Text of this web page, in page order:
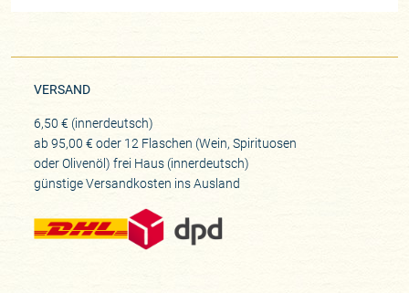
VERSAND
6,50 € (innerdeutsch)
ab 95,00 € oder 12 Flaschen (Wein, Spirituosen
oder Olivenöl) frei Haus (innerdeutsch)
günstige Versandkosten ins Ausland